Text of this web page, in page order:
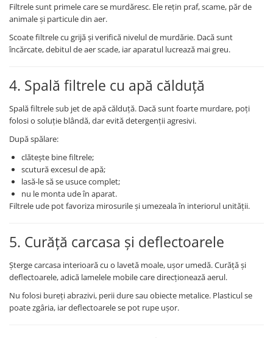
Filtrele sunt primele care se murdăresc. Ele rețin praf, scame, păr de
animale și particule din aer.
Scoate filtrele cu grijă și verifică nivelul de murdărie. Dacă sunt
încărcate, debitul de aer scade, iar aparatul lucrează mai greu.
4. Spală filtrele cu apă călduță
Spală filtrele sub jet de apă călduță. Dacă sunt foarte murdare, poți
folosi o soluție blândă, dar evită detergenții agresivi.
După spălare:
clătește bine filtrele;
scutură excesul de apă;
lasă-le să se usuce complet;
nu le monta ude în aparat.
Filtrele ude pot favoriza mirosurile și umezeala în interiorul unității.
5. Curăță carcasa și deflectoarele
Șterge carcasa interioară cu o lavetă moale, ușor umedă. Curăță și
deflectoarele, adică lamelele mobile care direcționează aerul.
Nu folosi bureți abrazivi, perii dure sau obiecte metalice. Plasticul se
poate zgâria, iar deflectoarele se pot rupe ușor.